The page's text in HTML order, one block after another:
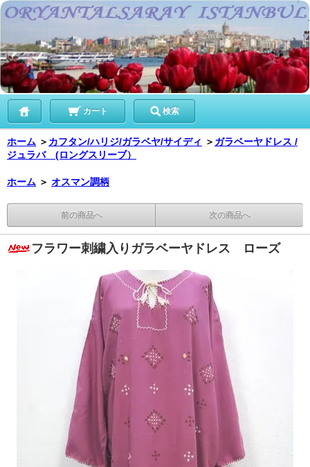
カート 検索
ホーム ＞ カフタン/ハリジ/ガラベヤ/サイディ ＞ ガラベーヤドレス /
ジュラバ (ロングスリーブ）
ホーム ＞ オスマン調柄
前の商品へ 次の商品へ
フラワー刺繍入りガラベーヤドレス ローズ